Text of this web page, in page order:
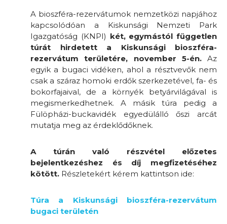
A bioszféra-rezervátumok nemzetközi napjához
kapcsolódóan a Kiskunsági Nemzeti Park
Igazgatóság (KNPI) két, egymástól független
túrát hirdetett a Kiskunsági bioszféra-
rezervátum területére, november 5-én. Az
egyik a bugaci vidéken, ahol a résztvevők nem
csak a száraz homoki erdők szerkezetével, fa- és
bokorfajaival, de a környék betyárvilágával is
megismerkedhetnek. A másik túra pedig a
Fülöpházi-buckavidék egyedülálló őszi arcát
mutatja meg az érdeklődőknek.
A túrán való részvétel előzetes
bejelentkezéshez és díj megfizetéséhez
kötött. Részletekért kérem kattintson ide:
Túra a Kiskunsági bioszféra-rezervátum
bugaci területén